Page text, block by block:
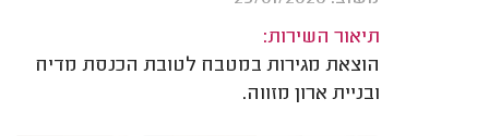
תיאור השירות:
הוצאת מגירות במטבח לטובת הכנסת מדיח
ובניית ארון מזווה.